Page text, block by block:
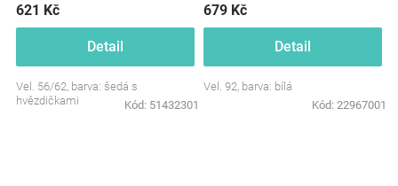
621 Kč
Detail
Vel. 56/62, barva: šedá s
hvězdičkami
Kód: 51432301
679 Kč
Detail
Vel. 92, barva: bílá
Kód: 22967001